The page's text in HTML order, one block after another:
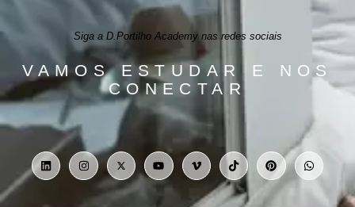
Siga a D.Portilho Academy nas redes sociais
VAMOS ESTUDAR E NOS
CONECTAR